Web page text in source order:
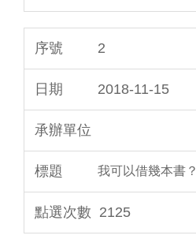
2
2018-11-15
我可以借幾本書？
2125